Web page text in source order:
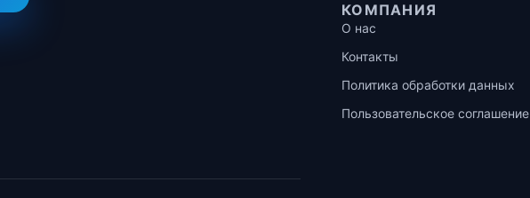
КОМПАНИЯ
О нас
Контакты
Политика обработки данных
Пользовательское соглашение